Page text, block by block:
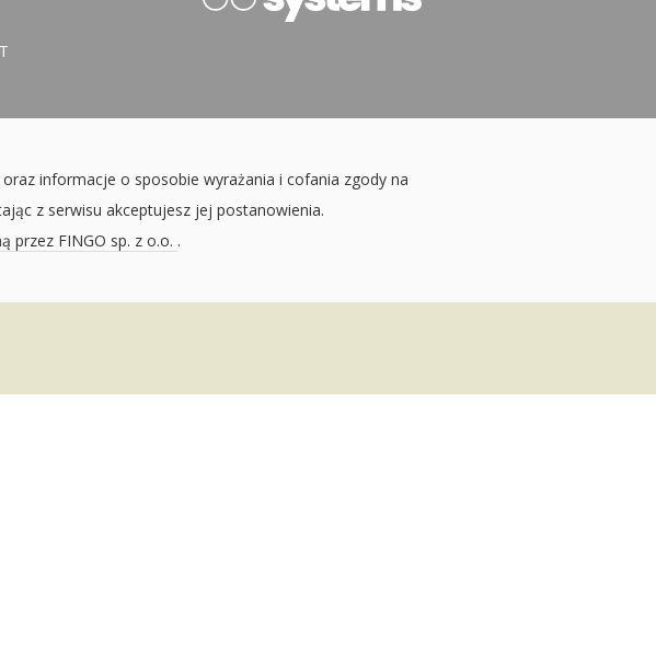
informacje o sposobie wyrażania i cofania zgody na
z serwisu akceptujesz jej postanowienia.
przez FINGO sp. z o.o. .